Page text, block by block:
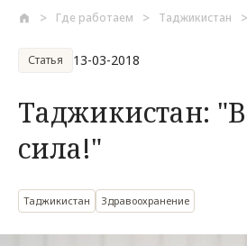
Где работаем Таджикистан
Статья 13-03-2018
Таджикистан:
сила!"
Таджикистан Здравоохранение